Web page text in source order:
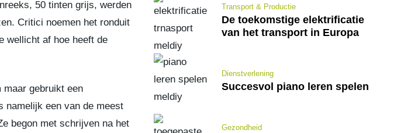
50 tinten grijs, werden
Critici noemen het ronduit
wellicht af hoe heeft de
maar gebruikt een
namelijk een van de meest
begon met schrijven na het
Transport & Productie
De toekomstige elektrificatie
van het transport in Europa
Dienstverlening
Succesvol piano leren spelen
Gezondheid